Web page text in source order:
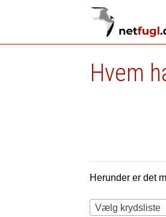
Hvem
Herunder er det
Vælg krydsliste